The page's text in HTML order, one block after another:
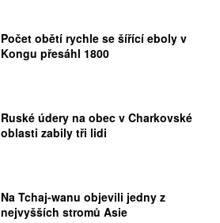
Počet obětí rychle se šířící eboly v
Kongu přesáhl 1800
Ruské údery na obec v Charkovské
oblasti zabily tři lidi
Na Tchaj-wanu objevili jedny z
nejvyšších stromů Asie